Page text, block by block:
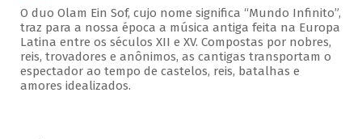
O duo Olam Ein Sof, cujo nome significa “Mundo Infinito”,
traz para a nossa época a música antiga feita na Europa
Latina entre os séculos XII e XV. Compostas por nobres,
reis, trovadores e anônimos, as cantigas transportam o
espectador ao tempo de castelos, reis, batalhas e
amores idealizados.